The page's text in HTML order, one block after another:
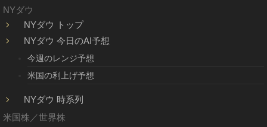
NYダウ
NYダウ トップ
NYダウ 今日のAI予想
今週のレンジ予想
米国の利上げ予想
NYダウ 時系列
米国株／世界株